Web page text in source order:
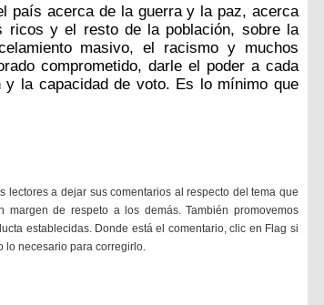
país acerca de la guerra y la paz, acerca
ricos y el resto de la población, sobre la
masivo, el racismo y muchos
comprometido, darle el poder a cada
la capacidad de voto. Es lo mínimo que
lectores a dejar sus comentarios al respecto del tema que
de respeto a los demás. También promovemos
establecidas. Donde está el comentario, clic en Flag si
lo necesario para corregirlo.